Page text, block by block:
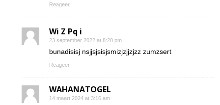
Reageer
Wi Z Pq i
23 september 2022 at 8:28 pm
bunadisisj nsjjsjsisjsmizjzjjzjzz zumzsert
Reageer
WAHANATOGEL
14 maart 2024 at 3:16 am